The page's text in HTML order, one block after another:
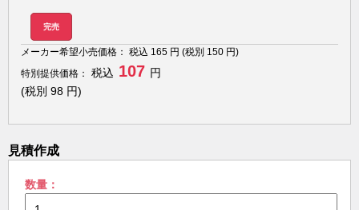
完売
メーカー希望小売価格： 税込 165 円 (税別 150 円)
特別提供価格：
税込 107 円
(税別 98 円)
見積作成
数量：